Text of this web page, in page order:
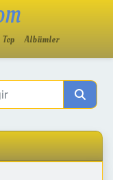
Albümler